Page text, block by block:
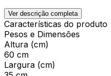
Ver descrição completa
Características do produto
Pesos e Dimensões
Altura (cm)
60 cm
Largura (cm)